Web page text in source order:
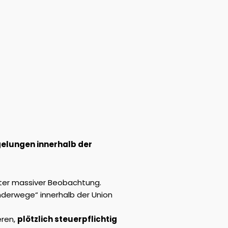
innerhalb der
massiver Beobachtung.
innerhalb der Union
plötzlich steuerpflichtig